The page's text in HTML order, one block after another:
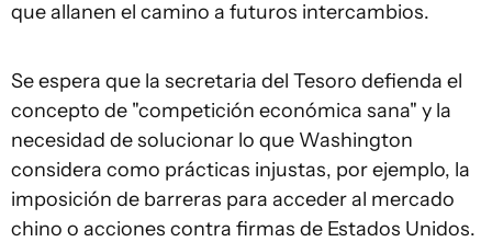
que allanen el camino a futuros intercambios.
Se espera que la secretaria del Tesoro defienda el
concepto de "competición económica sana" y la
necesidad de solucionar lo que Washington
considera como prácticas injustas, por ejemplo, la
imposición de barreras para acceder al mercado
chino o acciones contra firmas de Estados Unidos.